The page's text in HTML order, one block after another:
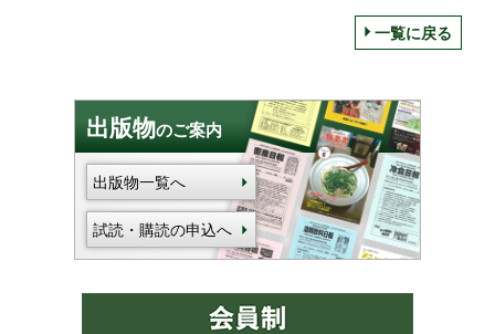
一覧に戻る
出版物のご案内
出版物一覧へ
試読・購読の申込へ